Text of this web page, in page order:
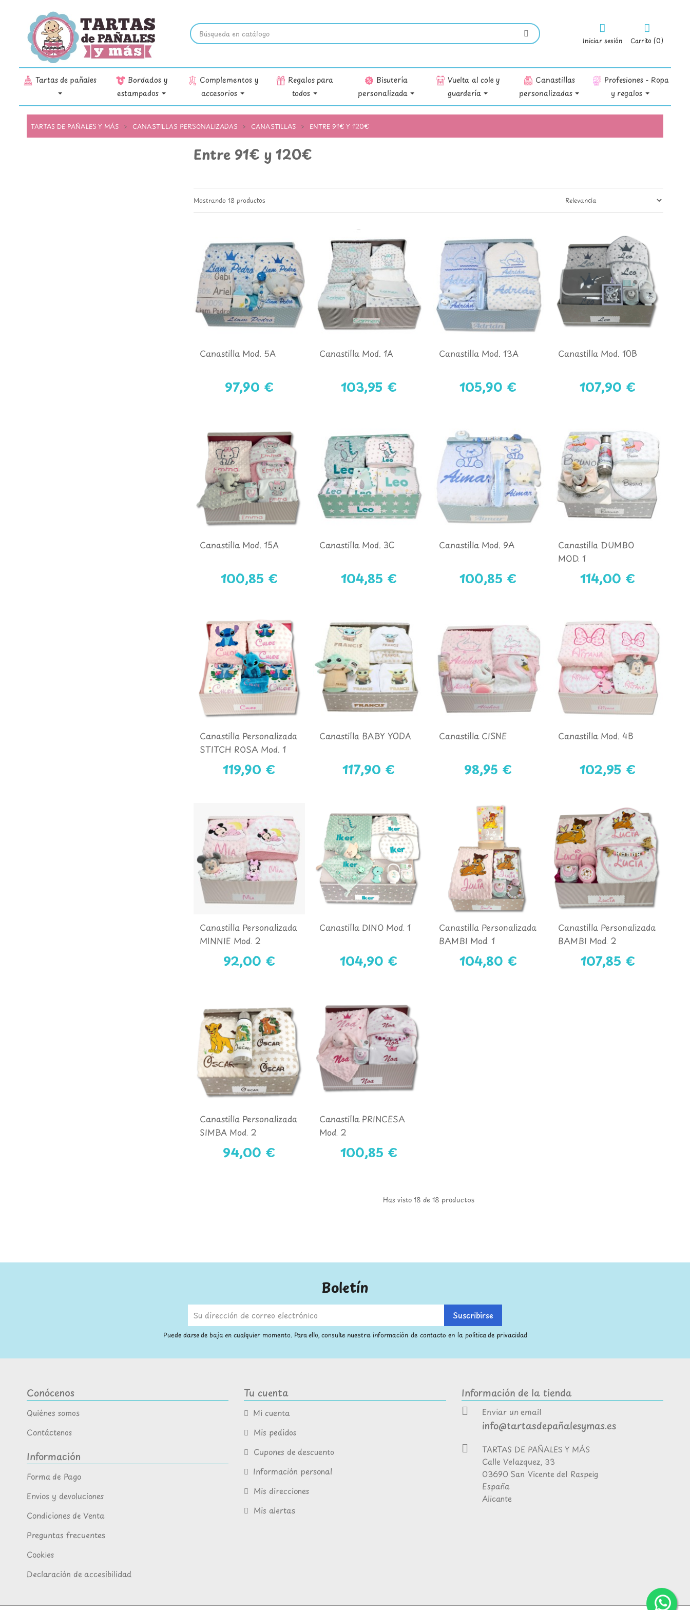
Iniciar sesión Carrito (0)
Tartas de pañales
Bordados y
estampados
Complementos y
accesorios
Regalos para
todos
Bisutería
personalizada
Vuelta al cole y
guardería
Canastillas
personalizadas
Profesiones - Ropa
y regalos
TARTAS DE PAÑALES Y MÁS CANASTILLAS PERSONALIZADAS CANASTILLAS ENTRE 91€ Y 120€
Entre 91€ y 120€
Mostrando 18 productos
Canastilla Mod. 5A
97,90 €
Canastilla Mod. 1A
103,95 €
Canastilla Mod. 13A
105,90 €
Canastilla Mod. 10B
107,90 €
Canastilla Mod. 15A
100,85 €
Canastilla Mod. 3C
104,85 €
Canastilla Mod. 9A
100,85 €
Canastilla DUMBO
MOD. 1
114,00 €
Canastilla Personalizada
STITCH ROSA Mod. 1
119,90 €
Canastilla BABY YODA
117,90 €
Canastilla CISNE
98,95 €
Canastilla Mod. 4B
102,95 €
Canastilla Personalizada
MINNIE Mod. 2
92,00 €
Canastilla DINO Mod. 1
104,90 €
Canastilla Personalizada
BAMBI Mod. 1
104,80 €
Canastilla Personalizada
BAMBI Mod. 2
107,85 €
Canastilla Personalizada
SIMBA Mod. 2
94,00 €
Canastilla PRINCESA
Mod. 2
100,85 €
Has visto 18 de 18 productos
Boletín
Puede darse de baja en cualquier momento. Para ello, consulte nuestra información de contacto en la política de privacidad
Conócenos
Quiénes somos
Contáctenos
Información
Forma de Pago
Envios y devoluciones
Condiciones de Venta
Preguntas frecuentes
Cookies
Declaración de accesibilidad
Tu cuenta
Mi cuenta
Mis pedidos
Cupones de descuento
Información personal
Mis direcciones
Mis alertas
Información de la tienda
Enviar un email
info@tartasdepañalesymas.es
TARTAS DE PAÑALES Y MÁS
Calle Velazquez, 33
03690 San Vicente del Raspeig
España
Alicante